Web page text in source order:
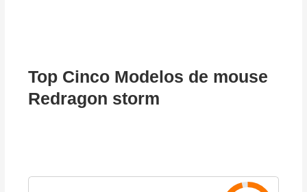
Top Cinco Modelos de mouse
Redragon storm